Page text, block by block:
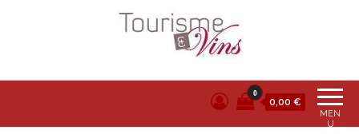
Tourisme et vins
MEN
U
0
0,00 €